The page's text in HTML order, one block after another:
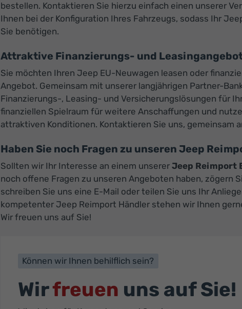
bestellen. Kontaktieren Sie hierzu einfach einen unserer
Ihnen bei der Konfiguration Ihres Fahrzeugs, sodass Ihr
Sie benötigen.
Attraktive Finanzierungs- und
Sie möchten Ihren Jeep EU-Neuwagen leasen oder
Angebot. Gemeinsam mit unserer langjährigen Partner-
Finanzierungs-, Leasing- und Versicherungslösungen für
finanziellen Spielraum für weitere Anschaffungen und
attraktiven Konditionen. Kontaktieren Sie uns, gemeinsam
Haben Sie noch Fragen zu unseren Jeep
Sollten wir Ihr Interesse an einem unserer Jeep Reimport
noch offene Fragen zu unseren Angeboten haben, zögern
schreiben Sie uns eine E-Mail oder teilen Sie uns Ihr
kompetenter Jeep Reimport Händler stehen wir Ihnen
Wir freuen uns auf Sie!
Können wir Ihnen behilflich sein?
Wirfreuen uns auf Sie!